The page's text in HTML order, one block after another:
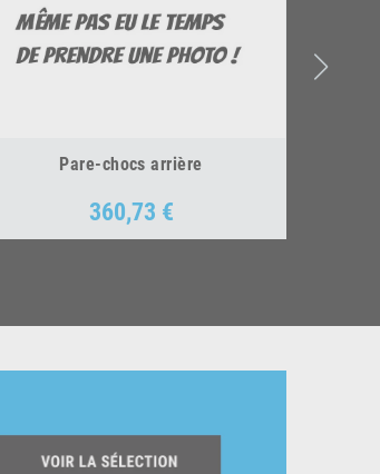
Pare-chocs arrière
Prix
360,73 €